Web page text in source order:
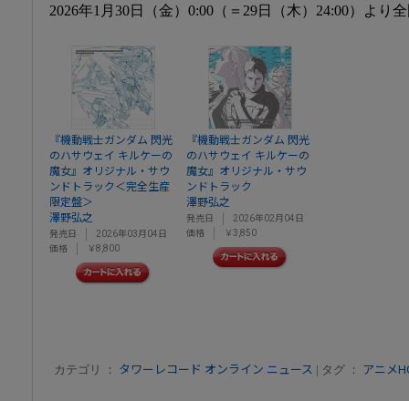
2026年1月30日（金）0:00（＝29日（木）24:00）より
『機動戦士ガンダム 閃光
のハサウェイ キルケーの
魔女』オリジナル・サウ
ンドトラック＜完全生産
限定盤＞
澤野弘之
発売日
2026年03月04日
価格
￥8,800
『機動戦士ガンダム 閃光
のハサウェイ キルケーの
魔女』オリジナル・サウ
ンドトラック
澤野弘之
発売日
2026年02月04日
価格
￥3,850
カテゴリ ： タワーレコード オンライン ニュース | タグ ： アニメ